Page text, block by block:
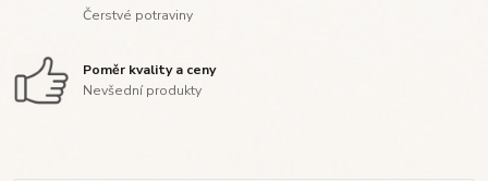
Čerstvé potraviny
Poměr kvality a ceny
Nevšední produkty